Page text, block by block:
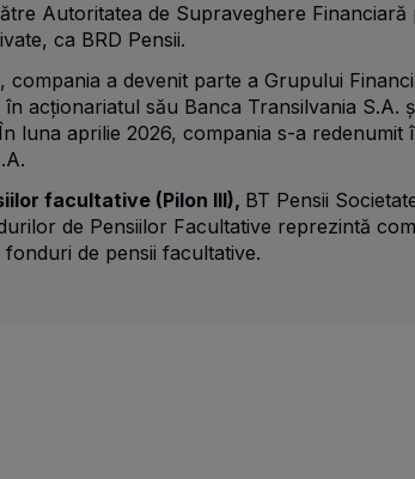
Autoritatea de Supraveghere Financiară
ca BRD Pensii.
compania a devenit parte a Grupului
acţionariatul său Banca Transilvania S.A.
luna aprilie 2026, compania s-a redenumit
facultative (Pilon III), BT Pensii
de Pensiilor Facultative reprezintă
de pensii facultative.